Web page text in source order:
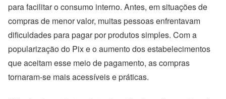
para facilitar o consumo interno. Antes, em situações de
compras de menor valor, muitas pessoas enfrentavam
dificuldades para pagar por produtos simples. Com a
popularização do Pix e o aumento dos estabelecimentos
que aceitam esse meio de pagamento, as compras
tornaram-se mais acessíveis e práticas.